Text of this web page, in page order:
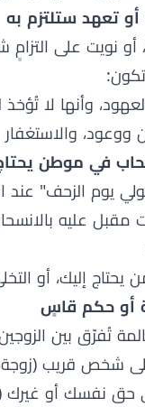
تعهد ستلتزم به
نويت على
وأنها لا
في موطن
يوم الزحف" عند
عليه
يحتاج إليك، أو
أو حكم قاسٍ
تُفرّق بين
شخص قريب
نفسك أو غيرك